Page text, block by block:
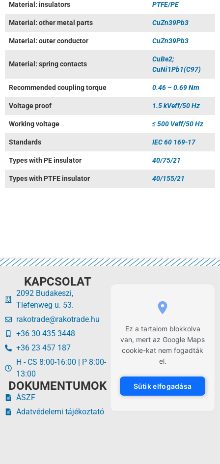
Material: insulators PTFE/PE
Material: other metal parts CuZn39Pb3
Material: outer conductor CuZn39Pb3
Material: spring contacts
CuBe2;
CuNi1Pb1(C97)
Recommended coupling torque 0.46 – 0.69 Nm
Voltage proof 1.5 kVeff/50 Hz
Working voltage ≤ 500 Veff/50 Hz
Standards IEC 60 169-17
Types with PE insulator 40/75/21
Types with PTFE insulator 40/155/21
KAPCSOLAT
2092 Budakeszi,
Tiefenweg u. 53.
rakotrade@rakotrade.hu
+36 30 435 3448
+36 23 457 187
H - CS 8:00-16:00 | P 8:00-
13:00
DOKUMENTUMOK
ÁSZF
Adatvédelemi tájékoztató
Ez a tartalom blokkolva
van, mert az Google Maps
cookie-kat nem fogadták
el.
Sütik elfogadása